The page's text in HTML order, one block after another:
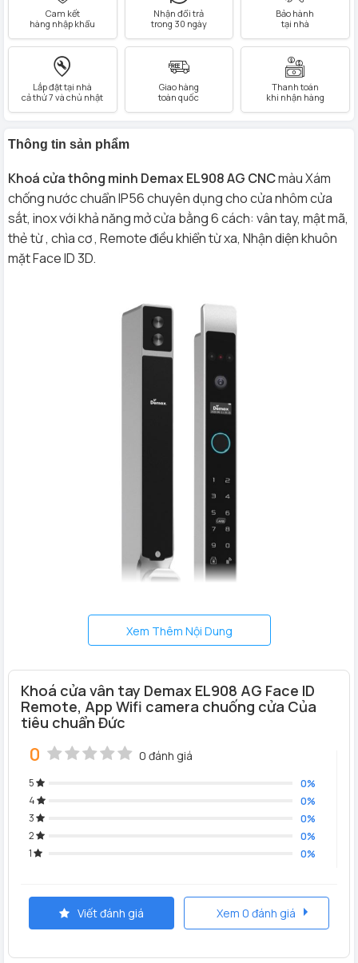
Cam kết
hàng nhập khẩu
Nhận đổi trả
trong 30 ngày
Bảo hành
tại nhà
Lắp đặt tại nhà
cả thứ 7 và chủ nhật
Giao hàng
toàn quốc
Thanh toán
khi nhận hàng
Thông tin sản phẩm
Khoá cửa thông minh Demax EL908 AG CNCmàu Xám
chống nước chuẩn IP56 chuyên dụng cho cửa nhôm cửa
sắt, inox với khả năng mở cửa bằng 6 cách: vân tay, mật mã,
thẻ từ , chìa cơ , Remote điều khiển từ xa, Nhận diện khuôn
mặt Face ID 3D.
Chất liệu:
khoá cửa nhôm Demax EL908 AG
CNClàm bằng hợp kim nhôm nguyên khối phau CNC, tấm
sắt sơn tĩnh điện, nhựa ABS chống cháy. thân khóa làm
Tính năng sản phẩm
Nhận diện khuôn mặt Face ID
Mở khóa bằng App wifi
Xem Thêm Nội Dung
Khoá cửa vân tay Demax EL908 AG Face ID
Remote, App Wifi camera chuống cửa Của
tiêu chuẩn Đức
0 0 đánh giá
5
0%
4
0%
3
0%
2
0%
1
0%
Viết đánh giá Xem 0 đánh giá